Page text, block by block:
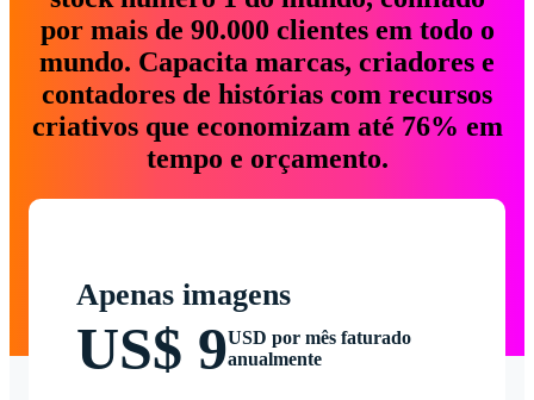
por mais de 90.000 clientes em todo o
mundo. Capacita marcas, criadores e
contadores de histórias com recursos
criativos que economizam até 76% em
tempo e orçamento.
Apenas imagens
US$ 9USD por mês faturado
anualmente